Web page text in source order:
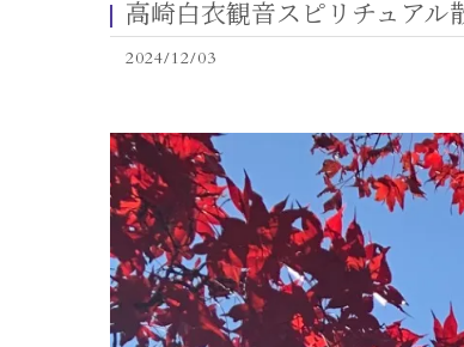
高崎白衣観音スピリチュア
2024/12/03